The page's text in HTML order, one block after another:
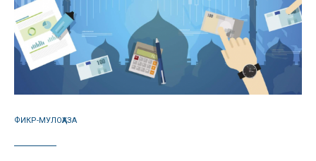
ФИКР-МУЛОҲАЗА